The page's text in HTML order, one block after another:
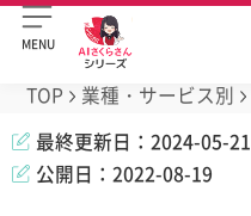
MENU
TOP 業種・サービス別
最終更新日： 2024-05-21
公開日： 2022-08-19